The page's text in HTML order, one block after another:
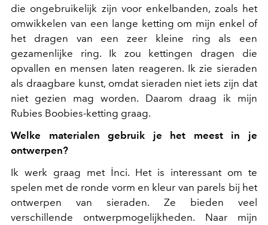
die ongebruikelijk zijn voor enkelbanden, zoals het
omwikkelen van een lange ketting om mijn enkel of
het dragen van een zeer kleine ring als een
gezamenlijke ring. Ik zou kettingen dragen die
opvallen en mensen laten reageren. Ik zie sieraden
als draagbare kunst, omdat sieraden niet iets zijn dat
niet gezien mag worden. Daarom draag ik mijn
Rubies Boobies-ketting graag.
Welke materialen gebruik je het meest in je
ontwerpen?
Ik werk graag met İnci. Het is interessant om te
spelen met de ronde vorm en kleur van parels bij het
ontwerpen van sieraden. Ze bieden veel
verschillende ontwerpmogelijkheden. Naar mijn